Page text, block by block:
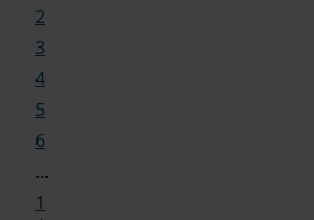
2
3
4
5
6
...
1